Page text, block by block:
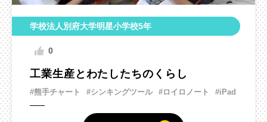
学校法人別府大学明星小学校5年
0
工業生産とわたしたちのくらし
#熊手チャート #シンキングツール #ロイロノート #iPad